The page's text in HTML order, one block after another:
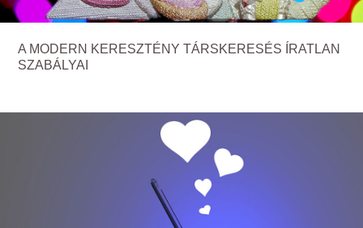
A MODERN KERESZTÉNY TÁRSKERESÉS ÍRATLAN
SZABÁLYAI